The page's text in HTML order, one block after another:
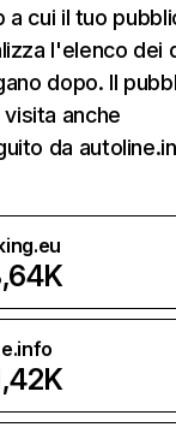
a cui il tuo
l'elenco dei
dopo. Il
anche
da